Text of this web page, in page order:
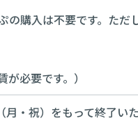
の購入は不要です。ただ
必要です。）
・祝）をもって終了いた